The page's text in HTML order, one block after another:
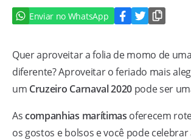
Enviar no WhatsApp
Quer aproveitar a folia de momo de
diferente? Aproveitar o feriado mais
um Cruzeiro Carnaval 2020 pode ser
Ascompanhias marítimas oferecem
os gostos e bolsos e você pode